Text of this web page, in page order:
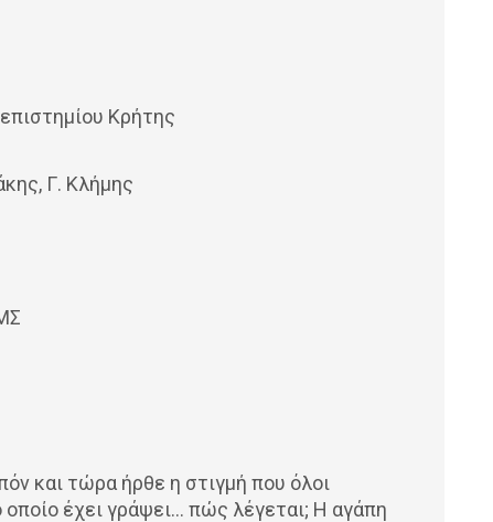
Κρήτης
Γ. Κλήμης
και τώρα ήρθε η στιγμή που όλοι
έχει γράψει… πώς λέγεται; Η αγάπη